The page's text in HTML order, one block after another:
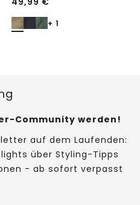
+ 1
Community werden!
auf dem Laufenden:
über Styling-Tipps
- ab sofort verpasst